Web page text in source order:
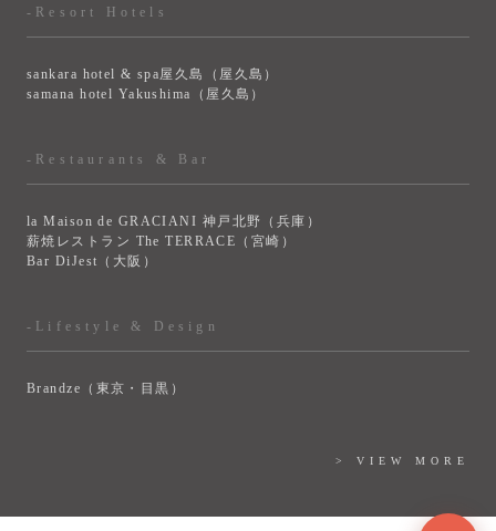
-Resort Hotels
sankara hotel & spa屋久島（屋久島）
samana hotel Yakushima（屋久島）
-Restaurants & Bar
la Maison de GRACIANI 神戸北野（兵庫）
薪焼レストラン The TERRACE（宮崎）
Bar DiJest（大阪）
-Lifestyle & Design
Brandze（東京・目黒）
> VIEW MORE